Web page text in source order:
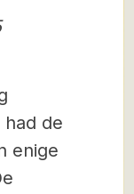
had de
enige